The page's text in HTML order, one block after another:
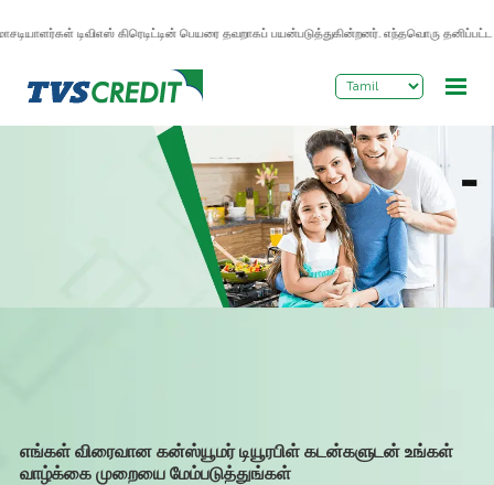
டிவிஎஸ் கிரெடிட்டின் பெயரை தவறாகப் பயன்படுத்துகின்றனர். எந்தவொரு
எங்கள் விரைவான கன்ஸ்யூமர் டியூரபிள் கடன்களுடன் உங்கள்
வாழ்க்கை முறையை மேம்படுத்துங்கள்